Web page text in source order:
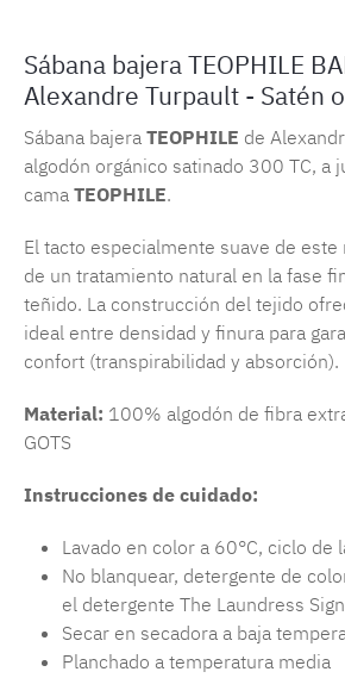
Sábana bajera TEOPHILE
Alexandre Turpault - Satén
Sábana bajera TEOPHILE de
algodón orgánico satinado 300 TC, a
cama TEOPHILE.
El tacto especialmente suave de
de un tratamiento natural en la fase
teñido. La construcción del tejido
ideal entre densidad y finura para
confort (transpirabilidad y absorción).
Material: 100% algodón de fibra
GOTS
Instrucciones de cuidado:
Lavado en color a 60°C, ciclo de
No blanquear, detergente de
el detergente The Laundress
Secar en secadora a baja
Planchado a temperatura media